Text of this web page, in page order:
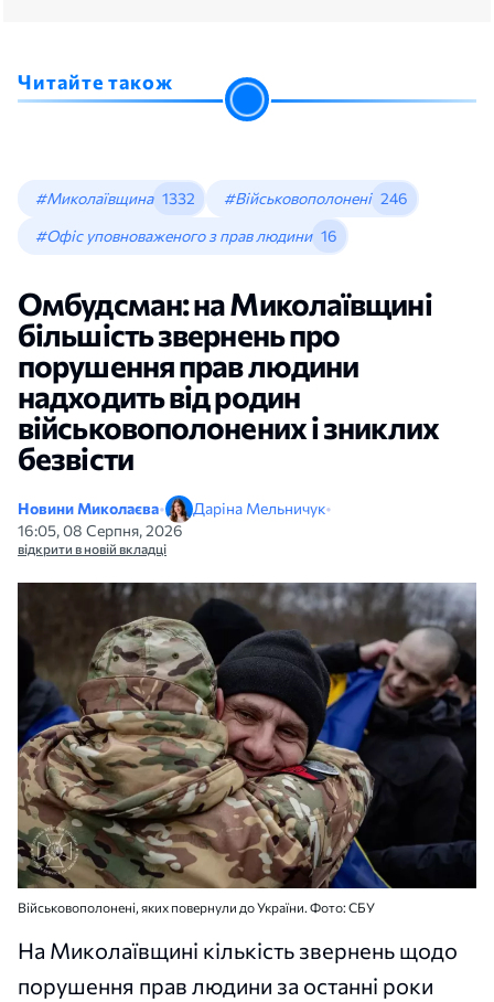
Читайте також
#Миколаївщина 1332 #Військовополонені 246
#Офіс уповноваженого з прав людини 16
Омбудсман: на Миколаївщині
більшість звернень про
порушення прав людини
надходить від родин
військовополонених і зниклих
безвісти
Новини Миколаєва• Даріна Мельничук•
16:05, 08 Серпня, 2026
відкрити в новій вкладці
Військовополонені, яких повернули до України. Фото: СБУ
На Миколаївщині кількість звернень щодо
порушення прав людини за останні роки